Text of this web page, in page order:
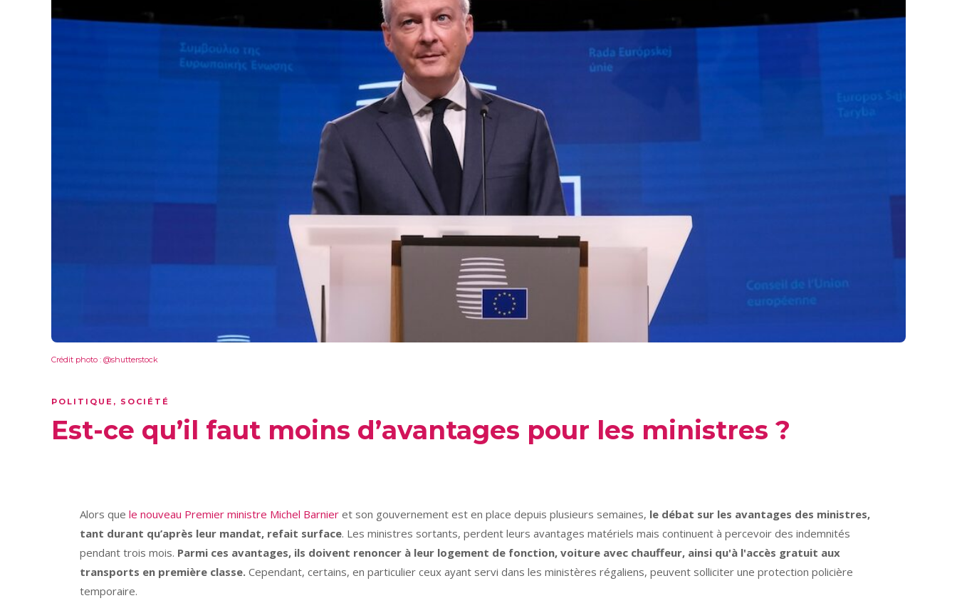
Crédit photo : @shutterstock
POLITIQUE , SOCIÉTÉ
Est-ce qu’il faut moins d’avantages pour les ministres ?
Alors que le nouveau Premier ministre Michel Barnier et son gouvernement est en place depuis plusieurs semaines, le débat sur les avantages des ministres,
tant durant qu’après leur mandat, refait surface. Les ministres sortants, perdent leurs avantages matériels mais continuent à percevoir des indemnités
pendant trois mois. Parmi ces avantages, ils doivent renoncer à leur logement de fonction, voiture avec chauffeur, ainsi qu'à l'accès gratuit aux
transports en première classe. Cependant, certains, en particulier ceux ayant servi dans les ministères régaliens, peuvent solliciter une protection policière
temporaire.